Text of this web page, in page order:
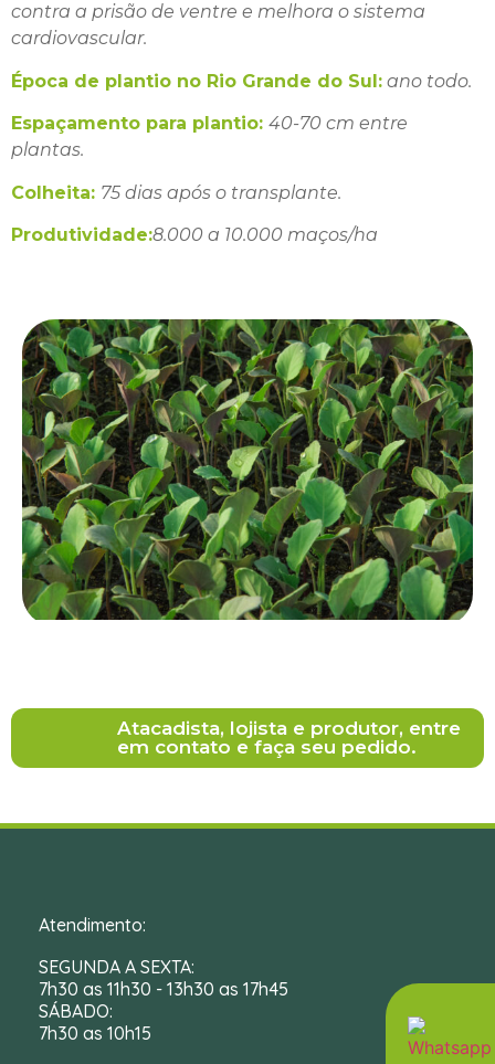
contra a prisão de ventre e melhora o sistema
cardiovascular.
Época de plantio no Rio Grande do Sul: ano todo.
Espaçamento para plantio: 40-70 cm entre
plantas.
Colheita: 75 dias após o transplante.
Produtividade:8.000 a 10.000 maços/ha
Atacadista, lojista e produtor, entre
em contato e faça seu pedido.
Atendimento:
SEGUNDA A SEXTA:
7h30 as 11h30 - 13h30 as 17h45
SÁBADO:
7h30 as 10h15